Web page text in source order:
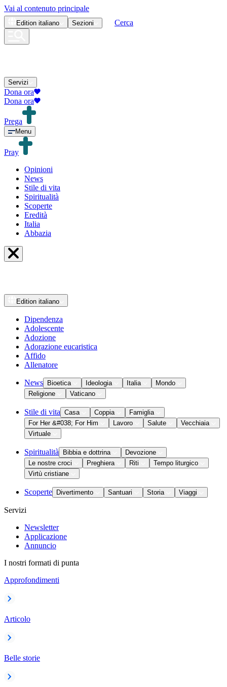
Vai al contenuto principale
Edition italiano Sezioni Cerca
Servizi
Dona ora
Dona ora
Prega
Menu
Pray
Opinioni
News
Stile di vita
Spiritualità
Scoperte
Eredità
Italia
Abbazia
Edition italiano
Dipendenza
Adolescente
Adozione
Adorazione eucaristica
Affido
Allenatore
News Bioetica Ideologia Italia
Mondo
Religione
Vaticano
Stile di vita Casa Coppia
Famiglia
For Her &#038; For Him
Lavoro Salute
Vecchiaia
Virtuale
Spiritualità Bibbia e dottrina
Devozione
Le nostre croci
Preghiera Riti
Tempo liturgico
Virtù cristiane
Scoperte Divertimento Santuari Storia Viaggi
Servizi
Newsletter
Applicazione
Annuncio
I nostri formati di punta
Approfondimenti
Articolo
Belle storie